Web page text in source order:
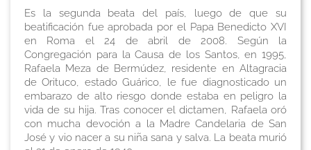
Es la segunda beata del país, luego de que su
beatificación fue aprobada por el Papa Benedicto XVI
en Roma el 24 de abril de 2008. Según la
Congregación para la Causa de los Santos, en 1995,
Rafaela Meza de Bermúdez, residente en Altagracia
de Orituco, estado Guárico, le fue diagnosticado un
embarazo de alto riesgo donde estaba en peligro la
vida de su hija. Tras conocer el dictamen, Rafaela oró
con mucha devoción a la Madre Candelaria de San
José y vio nacer a su niña sana y salva. La beata murió